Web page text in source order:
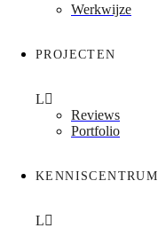
Werkwijze
PROJECTEN
Reviews
Portfolio
KENNISCENTRUM